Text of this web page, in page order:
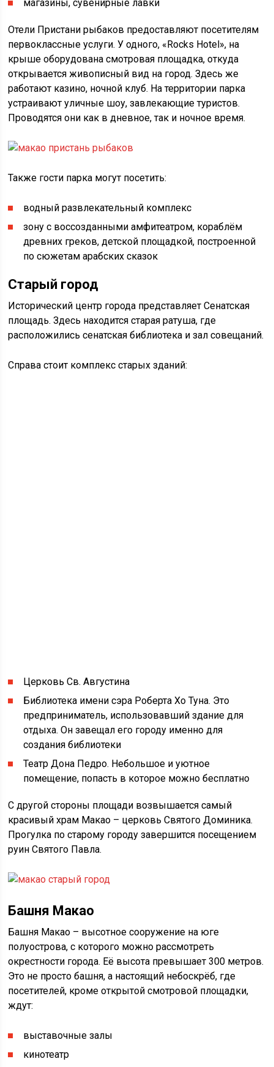
магазины, сувенирные лавки
Отели Пристани рыбаков предоставляют посетителям
первоклассные услуги. У одного, «Rocks Hotel», на
крыше оборудована смотровая площадка, откуда
открывается живописный вид на город. Здесь же
работают казино, ночной клуб. На территории парка
устраивают уличные шоу, завлекающие туристов.
Проводятся они как в дневное, так и ночное время.
Также гости парка могут посетить:
водный развлекательный комплекс
зону с воссозданными амфитеатром, кораблём
древних греков, детской площадкой, построенной
по сюжетам арабских сказок
Старый город
Исторический центр города представляет Сенатская
площадь. Здесь находится старая ратуша, где
расположились сенатская библиотека и зал совещаний.
Справа стоит комплекс старых зданий:
Церковь Св. Августина
Библиотека имени сэра Роберта Хо Туна. Это
предприниматель, использовавший здание для
отдыха. Он завещал его городу именно для
создания библиотеки
Театр Дона Педро. Небольшое и уютное
помещение, попасть в которое можно бесплатно
С другой стороны площади возвышается самый
красивый храм Макао – церковь Святого Доминика.
Прогулка по старому городу завершится посещением
руин Святого Павла.
Башня Макао
Башня Макао – высотное сооружение на юге
полуострова, с которого можно рассмотреть
окрестности города. Её высота превышает 300 метров.
Это не просто башня, а настоящий небоскрёб, где
посетителей, кроме открытой смотровой площадки,
ждут:
выставочные залы
кинотеатр